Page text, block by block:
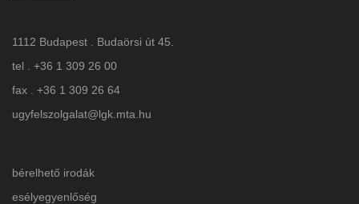
1112 Budapest . Budaörsi út 45.
tel . +36 1 309 26 00
fax . +36 1 309 26 64
ugyfelszolgalat@lgk.mta.hu
bérelhető irodák
esélyegyenlőség